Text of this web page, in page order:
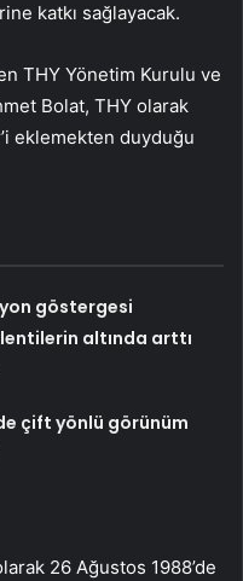
katkı sağlayacak.
THY Yönetim Kurulu ve
Bolat, THY olarak
eklemekten duyduğu
göstergesi
altında arttı
çift yönlü görünüm
26 Ağustos 1988’de